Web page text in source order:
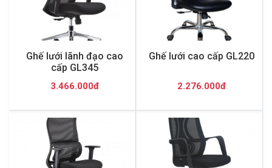
Ghế lưới lãnh đạo cao
cấp GL345
3.466.000đ
Ghế lưới cao cấp GL220
2.276.000đ